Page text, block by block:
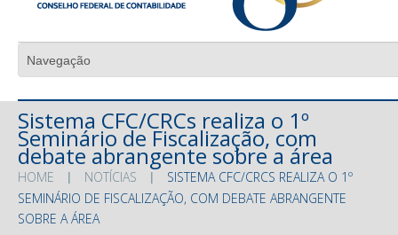
Sistema CFC/CRCs realiza o 1º
Seminário de Fiscalização, com
debate abrangente sobre a área
HOME NOTÍCIAS
SISTEMA CFC/CRCS REALIZA O 1º
SEMINÁRIO DE FISCALIZAÇÃO, COM DEBATE ABRANGENTE
SOBRE A ÁREA